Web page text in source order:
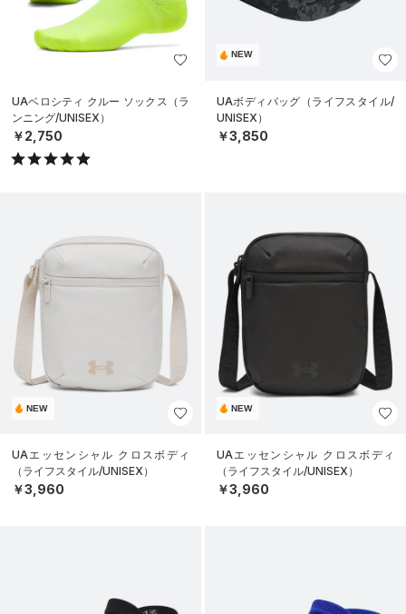
UAベロシティ クルー ソックス（ラ
ンニング/UNISEX）
￥2,750
NEW
UAボディバッグ（ライフスタイル/
UNISEX）
￥3,850
NEW
UAエッセンシャル クロスボディ
（ライフスタイル/UNISEX）
￥3,960
NEW
UAエッセンシャル クロスボディ
（ライフスタイル/UNISEX）
￥3,960